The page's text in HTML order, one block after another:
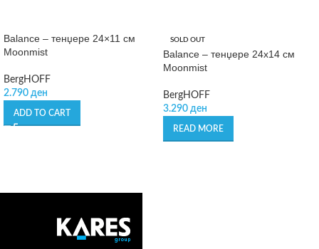
Balance – тенџере 24×11 см
Moonmist
BergHOFF
2.790 ден
ADD TO CART
SOLD OUT
Balance – тенџере 24х14 см
Moonmist
BergHOFF
3.290 ден
READ MORE